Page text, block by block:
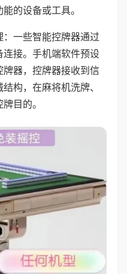
的设备或工具。
一些智能控牌器通过
接。手机端软件预设
器，控牌器接收到信
构，在麻将机洗牌、
目的。